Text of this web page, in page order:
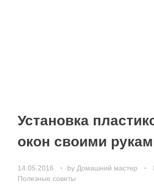
Установка
окон своими
14.05.2016 by Домашний мастер
Полезные советы